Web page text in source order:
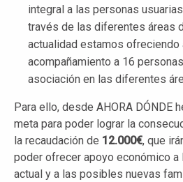
integral a las personas
través de las diferentes áreas
actualidad estamos ofreciendo
acompañamiento a 16
asociación en las diferentes
Para ello, desde AHORA DÓNDE
meta para poder lograr la
la recaudación de 12.000€, que
poder ofrecer apoyo económico
actual y a las posibles nuevas